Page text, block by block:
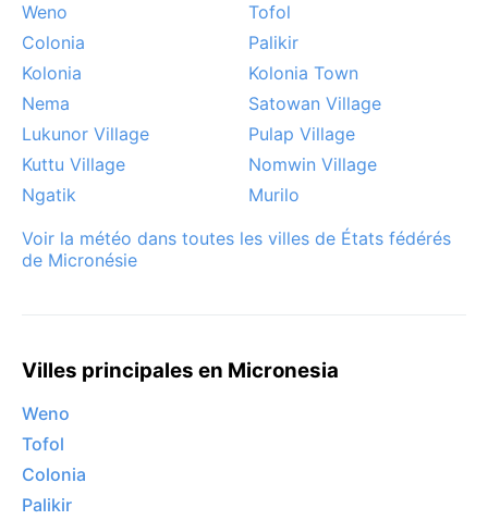
Weno
Tofol
Colonia
Palikir
Kolonia
Kolonia Town
Nema
Satowan Village
Lukunor Village
Pulap Village
Kuttu Village
Nomwin Village
Ngatik
Murilo
Voir la météo dans toutes les villes de États fédérés
de Micronésie
Villes principales en Micronesia
Weno
Tofol
Colonia
Palikir